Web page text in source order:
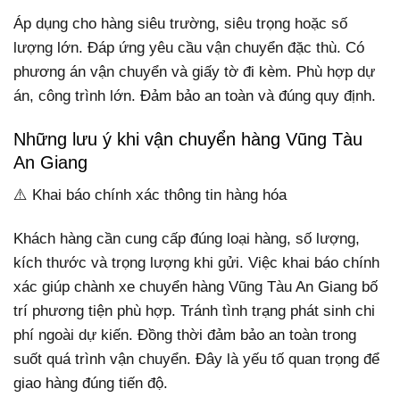
Áp dụng cho hàng siêu trường, siêu trọng hoặc số
lượng lớn. Đáp ứng yêu cầu vận chuyển đặc thù. Có
phương án vận chuyển và giấy tờ đi kèm. Phù hợp dự
án, công trình lớn. Đảm bảo an toàn và đúng quy định.
Những lưu ý khi vận chuyển hàng Vũng Tàu
An Giang
⚠️ Khai báo chính xác thông tin hàng hóa
Khách hàng cần cung cấp đúng loại hàng, số lượng,
kích thước và trọng lượng khi gửi. Việc khai báo chính
xác giúp chành xe chuyển hàng Vũng Tàu An Giang bố
trí phương tiện phù hợp. Tránh tình trạng phát sinh chi
phí ngoài dự kiến. Đồng thời đảm bảo an toàn trong
suốt quá trình vận chuyển. Đây là yếu tố quan trọng để
giao hàng đúng tiến độ.